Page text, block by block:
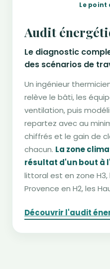
Le point
Audit
Le diagnostic
des scénarios de
Un ingénieur
relève le bâti, les
ventilation, puis
repartez avec au
chiffrés et le gain de
chacun. La zone
résultat d'un bout à
littoral est en zone
Provence en H2, les
Découvrir l'audit